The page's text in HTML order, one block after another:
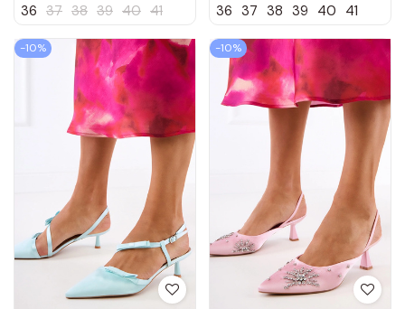
atvērtu papēdi
36 37 38 39 40 41
papēžiem ar
36 37 38 39 40 41
-10% -10%